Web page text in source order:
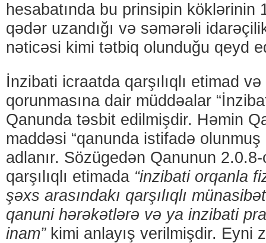
hesabatında bu prinsipin köklərinin
qədər uzandığı və səmərəli
nəticəsi kimi tətbiq olunduğu qeyd
İnzibati icraatda qarşılıqlı etimad və
qorunmasına dair müddəalar
Qanunda təsbit edilmişdir. Həmin
maddəsi “qanunda istifadə olunmuş
adlanır. Sözügedən Qanunun
qarşılıqlı etimada “inzibati orqanla
şəxs arasındakı qarşılıqlı
qanuni hərəkətlərə və ya inzibati
inam” kimi anlayış verilmişdir. Eyni